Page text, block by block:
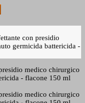
con presidio
germicida battericida -